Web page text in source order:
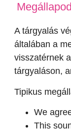
A tárgyalás
általában a
visszatérnek
tárgyaláson,
Tipikus
We
This